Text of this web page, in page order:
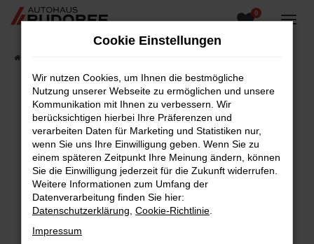
Zum
0
Fehler: Network Error
Beim Laden ist ein Fehler aufgetreten.
Hier sind ein paar Tipps, die dir helfen können:
Überprüfe deine Firewall und deine
Internetverbindung.
Laden andere Webseiten, zum Beispiel deine
Suchmaschine?
Cookie Einstellungen
Wir nutzen Cookies, um Ihnen die bestmögliche
Nutzung unserer Webseite zu ermöglichen und unsere
Kommunikation mit Ihnen zu verbessern. Wir
berücksichtigen hierbei Ihre Präferenzen und
verarbeiten Daten für Marketing und Statistiken nur,
wenn Sie uns Ihre Einwilligung geben. Wenn Sie zu
einem späteren Zeitpunkt Ihre Meinung ändern, können
Sie die Einwilligung jederzeit für die Zukunft widerrufen.
Weitere Informationen zum Umfang der
Datenverarbeitung finden Sie hier:
Datenschutzerklärung Cookie-Richtlinie
Impressum